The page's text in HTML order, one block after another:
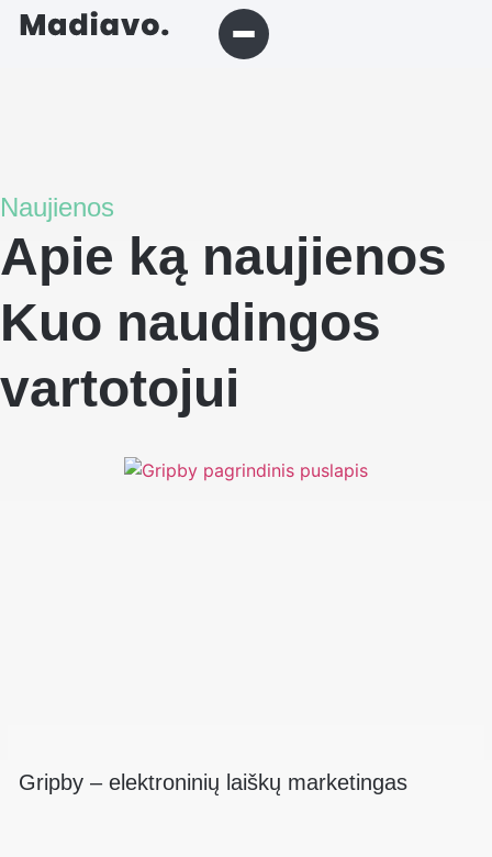
Naujienos
Apie ką naujienos
Kuo naudingos
vartotojui​
Gripby – elektroninių laiškų marketingas